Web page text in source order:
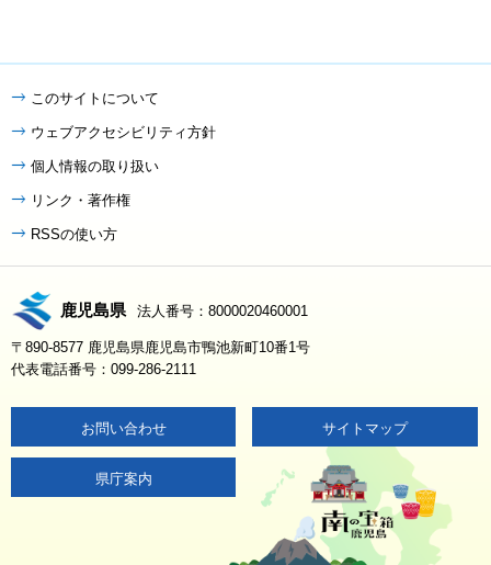
このサイトについて
ウェブアクセシビリティ方針
個人情報の取り扱い
リンク・著作権
RSSの使い方
鹿児島県 法人番号：8000020460001
〒890-8577 鹿児島県鹿児島市鴨池新町10番1号
代表電話番号：099-286-2111
お問い合わせ サイトマップ
県庁案内